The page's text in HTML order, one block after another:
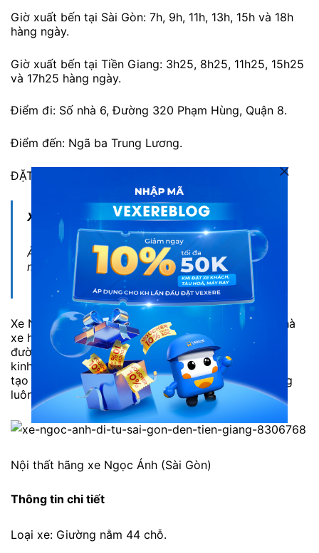
Giờ xuất bến tại Sài Gòn: 7h, 9h, 11h, 13h, 15h và 18h
hàng ngày.
Giờ xuất bến tại Tiền Giang: 3h25, 8h25, 11h25, 15h25
và 17h25 hàng ngày.
Điểm đi: Số nhà 6, Đường 320 Phạm Hùng, Quận 8.
Điểm đến: Ngã ba Trung Lương.
ĐẶT XE KIM ANH NGAY
Xem thêm:
Ăn gì ở Tiền Giang? Top 5 đặc sản đậm chất
miền Tây ở Tiền Giang
Xe Ngọc Ánh (Sài Gòn) cũng là một trong những nhà
xe hàng đầu cung cấp dịch vụ vận tải trên tuyến
đường từ Sài Gòn đến Tiền Giang và ngược lại. Với
kinh nghiệm và đội ngũ nhân viên lịch sự, được đào
tạo chuyên nghiệp, hãng xe Ngọc Ánh đi Tiền Giang
luôn thu hút được nhiều hành khách.
Nội thất hãng xe Ngọc Ánh (Sài Gòn)
Thông tin chi tiết
Loại xe: Giường nằm 44 chỗ.